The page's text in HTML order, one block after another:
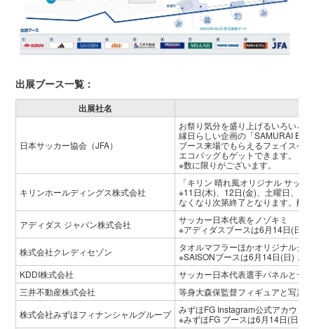
出展ブース一覧：
出展社名
日本サッカー協会（JFA）
お祭り気分を盛り上げるいろいろ
縁日らしい企画の「SAMURAI
ブース来場でもらえるフェイスペ
エコバッグもゲットできます。
※数に限りがございます。
キリンホールディングス株式会社
「キリン 晴れ風オリジナル サッ
※11日(木)、12日(金)、土曜日、日
なくなり次第終了となります。配
アディダス ジャパン株式会社
サッカー日本代表をノゾキミ
※アディダスブースは6月14日(日)
株式会社クレディセゾン
タオルマフラーほかオリジナルグ
※SAISONブースは6月14日(日) ま
KDDI株式会社
サッカー日本代表選手パネルと一
三井不動産株式会社
等身大森保監督フィギュアと写真
株式会社みずほフィナンシャルグループ
みずほFG Instagram公式アカウン
※みずほFG ブースは6月14日(日)ま